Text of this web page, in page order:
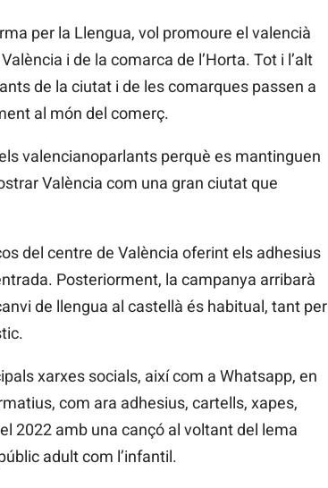
per la Llengua, vol promoure el valencià
i de la comarca de l’Horta. Tot i l’alt
de la ciutat i de les comarques passen a
al món del comerç.
valencianoparlants perquè es mantinguen
València com una gran ciutat que
del centre de València oferint els adhesius
Posteriorment, la campanya arribarà
de llengua al castellà és habitual, tant per
xarxes socials, així com a Whatsapp, en
com ara adhesius, cartells, xapes,
2022 amb una cançó al voltant del lema
adult com l’infantil.